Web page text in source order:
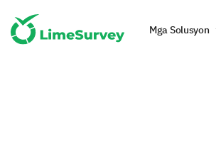
Mga Solusyon